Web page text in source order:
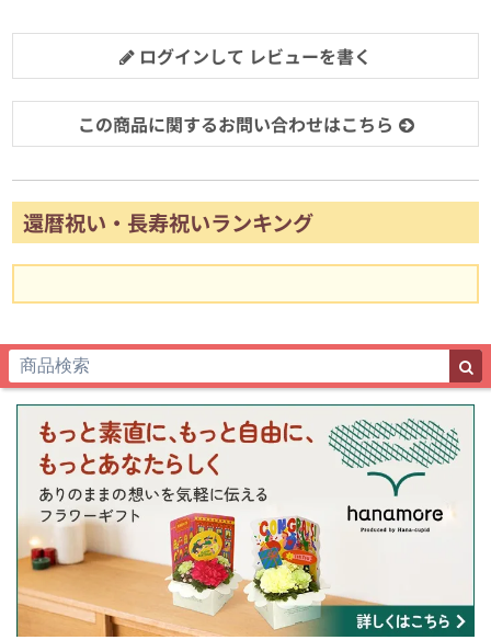
ログインして レビューを書く
この商品に関するお問い合わせはこちら
還暦祝い・長寿祝いランキング